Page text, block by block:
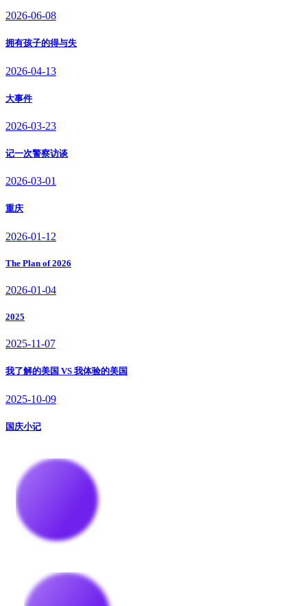
2026-06-08
拥有孩子的得与失
2026-04-13
大事件
2026-03-23
记一次警察访谈
2026-03-01
重庆
2026-01-12
The Plan of 2026
2026-01-04
2025
2025-11-07
我了解的美国 VS 我体验的美国
2025-10-09
国庆小记